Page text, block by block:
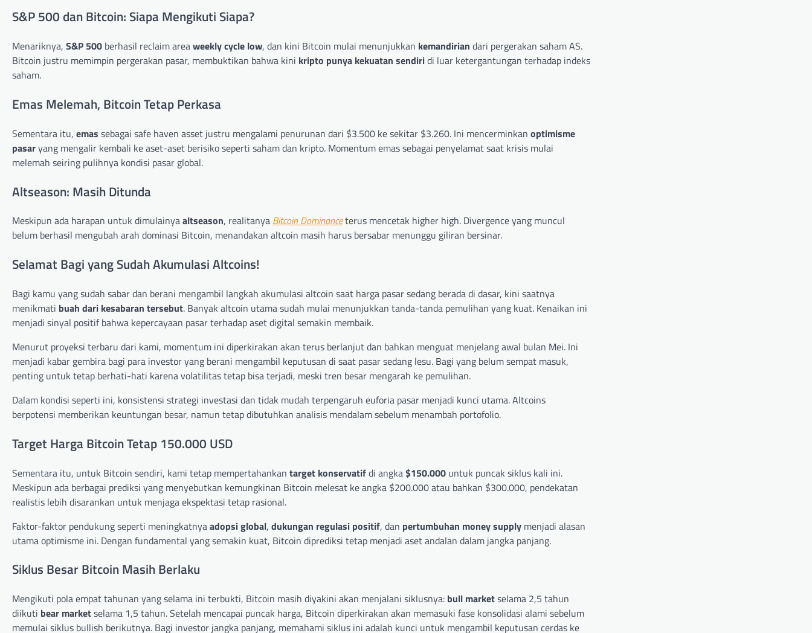
S&P 500 dan Bitcoin: Siapa Mengikuti Siapa?
Menariknya, S&P 500 berhasil reclaim areaweekly cycle low, dan kini Bitcoin mulai menunjukkan kemandirian dari pergerakan saham AS.
Bitcoin justru memimpin pergerakan pasar, membuktikan bahwa kini kripto punya kekuatan sendiridi luar ketergantungan terhadap indeks
saham.
Emas Melemah, Bitcoin Tetap Perkasa
Sementara itu, emas sebagai safe haven asset justru mengalami penurunan dari $3.500 ke sekitar $3.260. Ini mencerminkan optimisme
pasaryang mengalir kembali ke aset-aset berisiko seperti saham dan kripto. Momentum emas sebagai penyelamat saat krisis mulai
melemah seiring pulihnya kondisi pasar global.
Altseason: Masih Ditunda
Meskipun ada harapan untuk dimulainyaaltseason, realitanya Bitcoin Dominanceterus mencetak higher high. Divergence yang muncul
belum berhasil mengubah arah dominasi Bitcoin, menandakan altcoin masih harus bersabar menunggu giliran bersinar.
Selamat Bagi yang Sudah Akumulasi Altcoins!
Bagi kamu yang sudah sabar dan berani mengambil langkah akumulasi altcoin saat harga pasar sedang berada di dasar, kini saatnya
menikmati buah dari kesabaran tersebut. Banyak altcoin utama sudah mulai menunjukkan tanda-tanda pemulihan yang kuat. Kenaikan ini
menjadi sinyal positif bahwa kepercayaan pasar terhadap aset digital semakin membaik.
Menurut proyeksi terbaru dari kami, momentum ini diperkirakan akan terus berlanjut dan bahkan menguat menjelang awal bulan Mei. Ini
menjadi kabar gembira bagi para investor yang berani mengambil keputusan di saat pasar sedang lesu. Bagi yang belum sempat masuk,
penting untuk tetap berhati-hati karena volatilitas tetap bisa terjadi, meski tren besar mengarah ke pemulihan.
Dalam kondisi seperti ini, konsistensi strategi investasi dan tidak mudah terpengaruh euforia pasar menjadi kunci utama. Altcoins
berpotensi memberikan keuntungan besar, namun tetap dibutuhkan analisis mendalam sebelum menambah portofolio.
Target Harga Bitcoin Tetap 150.000 USD
Sementara itu, untuk Bitcoin sendiri, kami tetap mempertahankan target konservatifdi angka$150.000 untuk puncak siklus kali ini.
Meskipun ada berbagai prediksi yang menyebutkan kemungkinan Bitcoin melesat ke angka $200.000 atau bahkan $300.000, pendekatan
realistis lebih disarankan untuk menjaga ekspektasi tetap rasional.
Faktor-faktor pendukung seperti meningkatnyaadopsi global, dukungan regulasi positif, dan pertumbuhan money supply menjadi alasan
utama optimisme ini. Dengan fundamental yang semakin kuat, Bitcoin diprediksi tetap menjadi aset andalan dalam jangka panjang.
Siklus Besar Bitcoin Masih Berlaku
Mengikuti pola empat tahunan yang selama ini terbukti, Bitcoin masih diyakini akan menjalani siklusnya: bull marketselama 2,5 tahun
diikuti bear marketselama 1,5 tahun. Setelah mencapai puncak harga, Bitcoin diperkirakan akan memasuki fase konsolidasi alami sebelum
memulai siklus bullish berikutnya. Bagi investor jangka panjang, memahami siklus ini adalah kunci untuk mengambil keputusan cerdas ke